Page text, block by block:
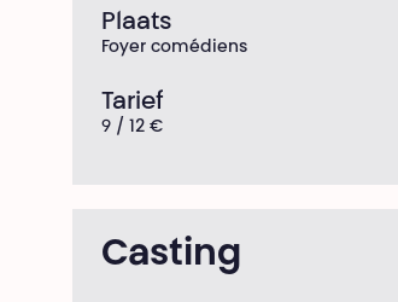
Plaats
Foyer comédiens
Tarief
9 / 12 €
Casting